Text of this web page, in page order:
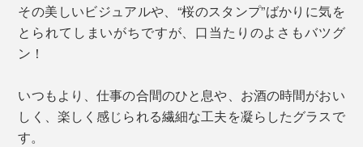
その美しいビジュアルや、“桜のスタンプ”ばかりに気を
とられてしまいがちですが、口当たりのよさもバツグ
ン！
いつもより、仕事の合間のひと息や、お酒の時間がおい
しく、楽しく感じられる繊細な工夫を凝らしたグラスで
す。